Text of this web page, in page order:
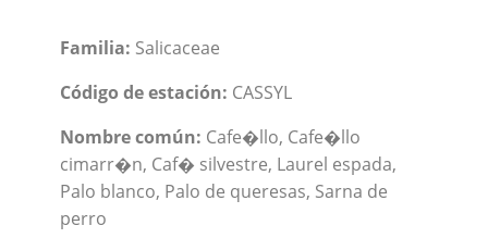
Familia: Salicaceae
Código de estación: CASSYL
Nombre común: Cafe�llo, Cafe�llo
cimarr�n, Caf� silvestre, Laurel espada,
Palo blanco, Palo de queresas, Sarna de
perro